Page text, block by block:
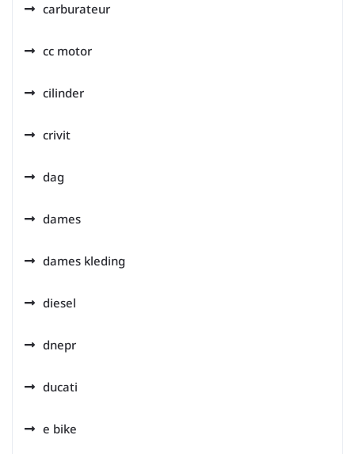
carburateur
cc motor
cilinder
crivit
dag
dames
dames kleding
diesel
dnepr
ducati
e bike